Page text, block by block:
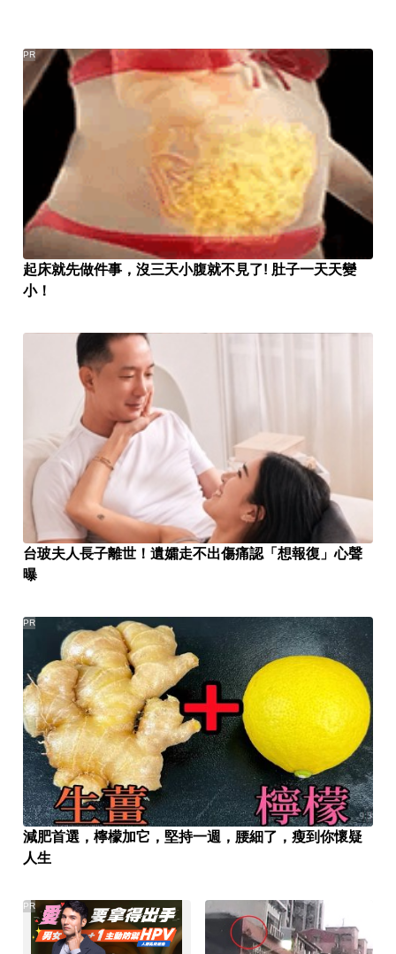
起床就先做件事，沒三天小腹就不見了! 肚子一天天變
小！
PR
台玻夫人長子離世！遺孀走不出傷痛認「想報復」心聲
曝
減肥首選，檸檬加它，堅持一週，腰細了，瘦到你懷疑
人生
PR
PR